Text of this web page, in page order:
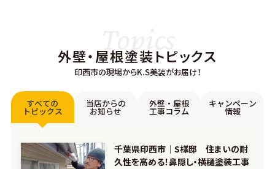
外壁・屋根塗装トピックス
印西市の現場からK.S美装がお届け！
すべての
トピックス
当店からの
お知らせ
外壁・屋根
工事コラム
キャンペーン
情報
千葉県印西市｜S様邸 住まいの耐
久性を高める！鼻隠し・横樋塗装工事